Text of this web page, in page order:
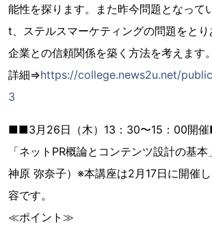
能性を探ります。また昨今問題となって
t、ステルスマーケティングの問題をとり
企業との信頼関係を築く方法を考えます。
詳細⇒https://college.news2u.net/
3
■■3月26日（木）13：30〜15：00開
「ネットPR概論とコンテンツ設計の基
神原 弥奈子）※本講座は2月17日に開催
容です。
≪ポイント≫